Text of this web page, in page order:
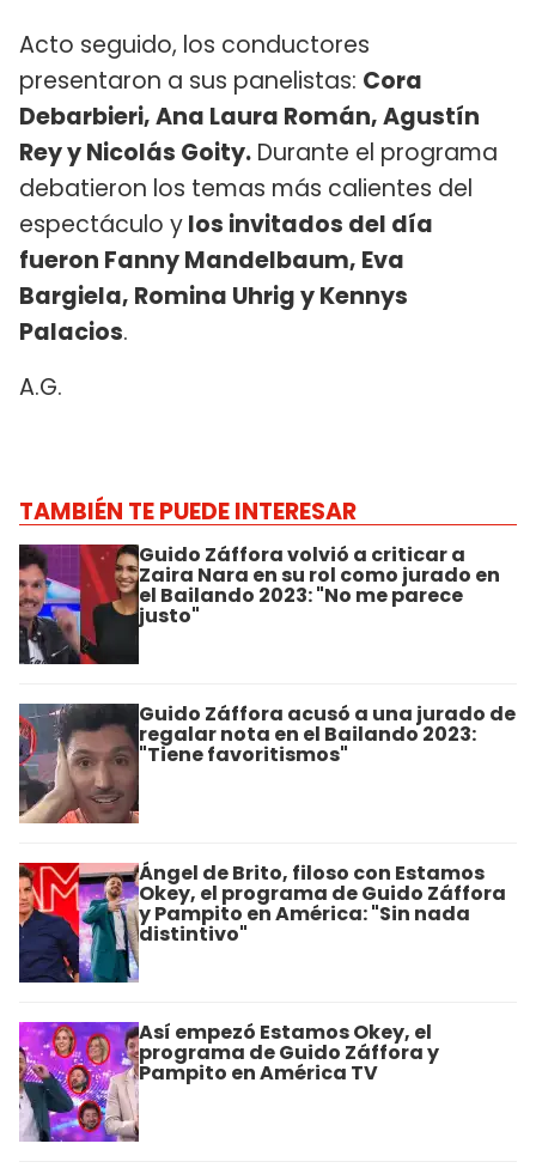
Acto seguido, los conductores
presentaron a sus panelistas: Cora
Debarbieri, Ana Laura Román, Agustín
Rey y Nicolás Goity. Durante el programa
debatieron los temas más calientes del
espectáculo ylos invitados del día
fueron Fanny Mandelbaum, Eva
Bargiela, Romina Uhrig y Kennys
Palacios.
A.G.
TAMBIÉN TE PUEDE INTERESAR
Guido Záffora volvió a criticar a
Zaira Nara en su rol como jurado en
el Bailando 2023: "No me parece
justo"
Guido Záffora acusó a una jurado de
regalar nota en el Bailando 2023:
"Tiene favoritismos"
Ángel de Brito, filoso con Estamos
Okey, el programa de Guido Záffora
y Pampito en América: "Sin nada
distintivo"
Así empezó Estamos Okey, el
programa de Guido Záffora y
Pampito en América TV